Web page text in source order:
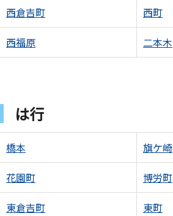
西倉吉町 西町
西福原 二本木
は行
橋本 旗ケ崎
花園町 博労町
東倉吉町 東町